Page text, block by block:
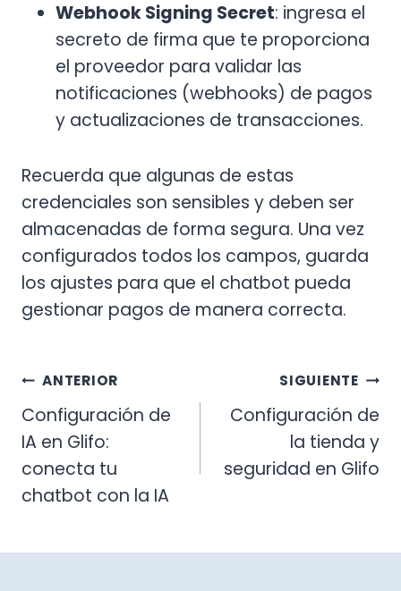
Webhook Signing Secret: ingresa el
secreto de firma que te proporciona
el proveedor para validar las
notificaciones (webhooks) de pagos
y actualizaciones de transacciones.
Recuerda que algunas de estas
credenciales son sensibles y deben ser
almacenadas de forma segura. Una vez
configurados todos los campos, guarda
los ajustes para que el chatbot pueda
gestionar pagos de manera correcta.
Navegación
de
entradas
ANTERIOR
Configuración de
IA en Glifo:
conecta tu
chatbot con la IA
SIGUIENTE
Configuración de
la tienda y
seguridad en Glifo